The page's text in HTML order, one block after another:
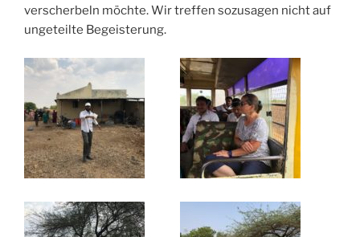
verscherbeln möchte. Wir treffen sozusagen nicht auf
ungeteilte Begeisterung.